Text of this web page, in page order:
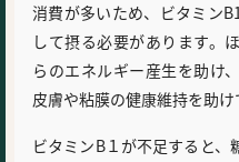
消費が多いため、ビタミン
して摂る必要があります。
らのエネルギー産生を助け
皮膚や粘膜の健康維持を助け
ビタミンB１が不足すると